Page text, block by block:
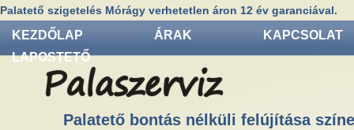
Palatető szigetelés Mórágy verhetetlen áron 12 év garanciával.
KEZDŐLAP ÁRAK
KAPCSOLAT
LAPOSTETŐ
Palatető bontás nélküli felújítása